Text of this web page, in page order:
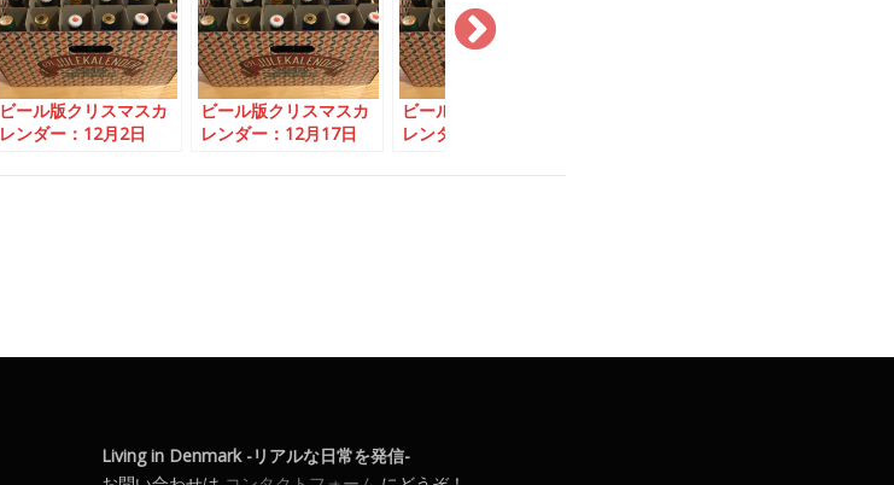
ビール版クリスマスカ
レンダー：12月2日
ビール版クリスマスカ
レンダー：12月17日
ビール版クリスマスカ
レンダー：12月3日
Living in Denmark -リアルな日常を発信-